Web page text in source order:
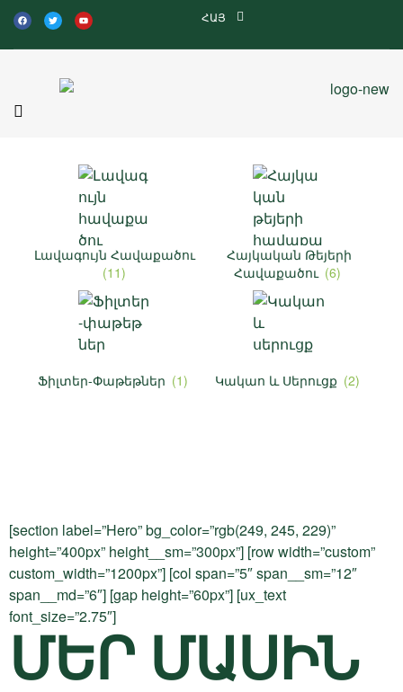
ՀԱՅ
Լավագույն Հավաքածու
(11)
Հայկական Թեյերի
Հավաքածու (6)
Ֆիլտեր-Փաթեթներ (1) Կակաո ԵՒ Սերուցք (2)
[section label=”Hero” bg_color=”rgb(249, 245, 229)”
height=”400px” height__sm=”300px”] [row width=”custom”
custom_width=”1200px”] [col span=”5″ span__sm=”12″
span__md=”6″] [gap height=”60px”] [ux_text
font_size=”2.75″]
ՄԵՐ ՄԱՍԻՆ